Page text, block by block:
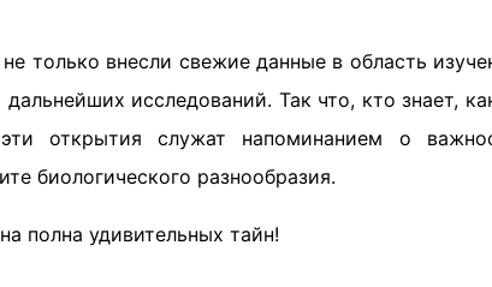
только внесли свежие данные в область
исследований. Так что, кто знает,
открытия служат напоминанием о
биологического разнообразия.
полна удивительных тайн!